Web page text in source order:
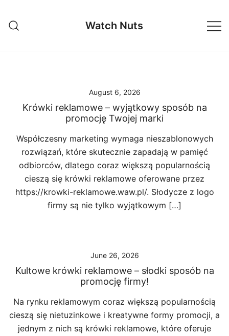
content
Watch Nuts
August 6, 2026
Krówki reklamowe – wyjątkowy sposób na
promocję Twojej marki
Współczesny marketing wymaga nieszablonowych
rozwiązań, które skutecznie zapadają w pamięć
odbiorców, dlatego coraz większą popularnością
cieszą się krówki reklamowe oferowane przez
https://krowki-reklamowe.waw.pl/. Słodycze z logo
firmy są nie tylko wyjątkowym […]
June 26, 2026
Kultowe krówki reklamowe – słodki sposób na
promocję firmy!
Na rynku reklamowym coraz większą popularnością
cieszą się nietuzinkowe i kreatywne formy promocji, a
jednym z nich są krówki reklamowe, które oferuje